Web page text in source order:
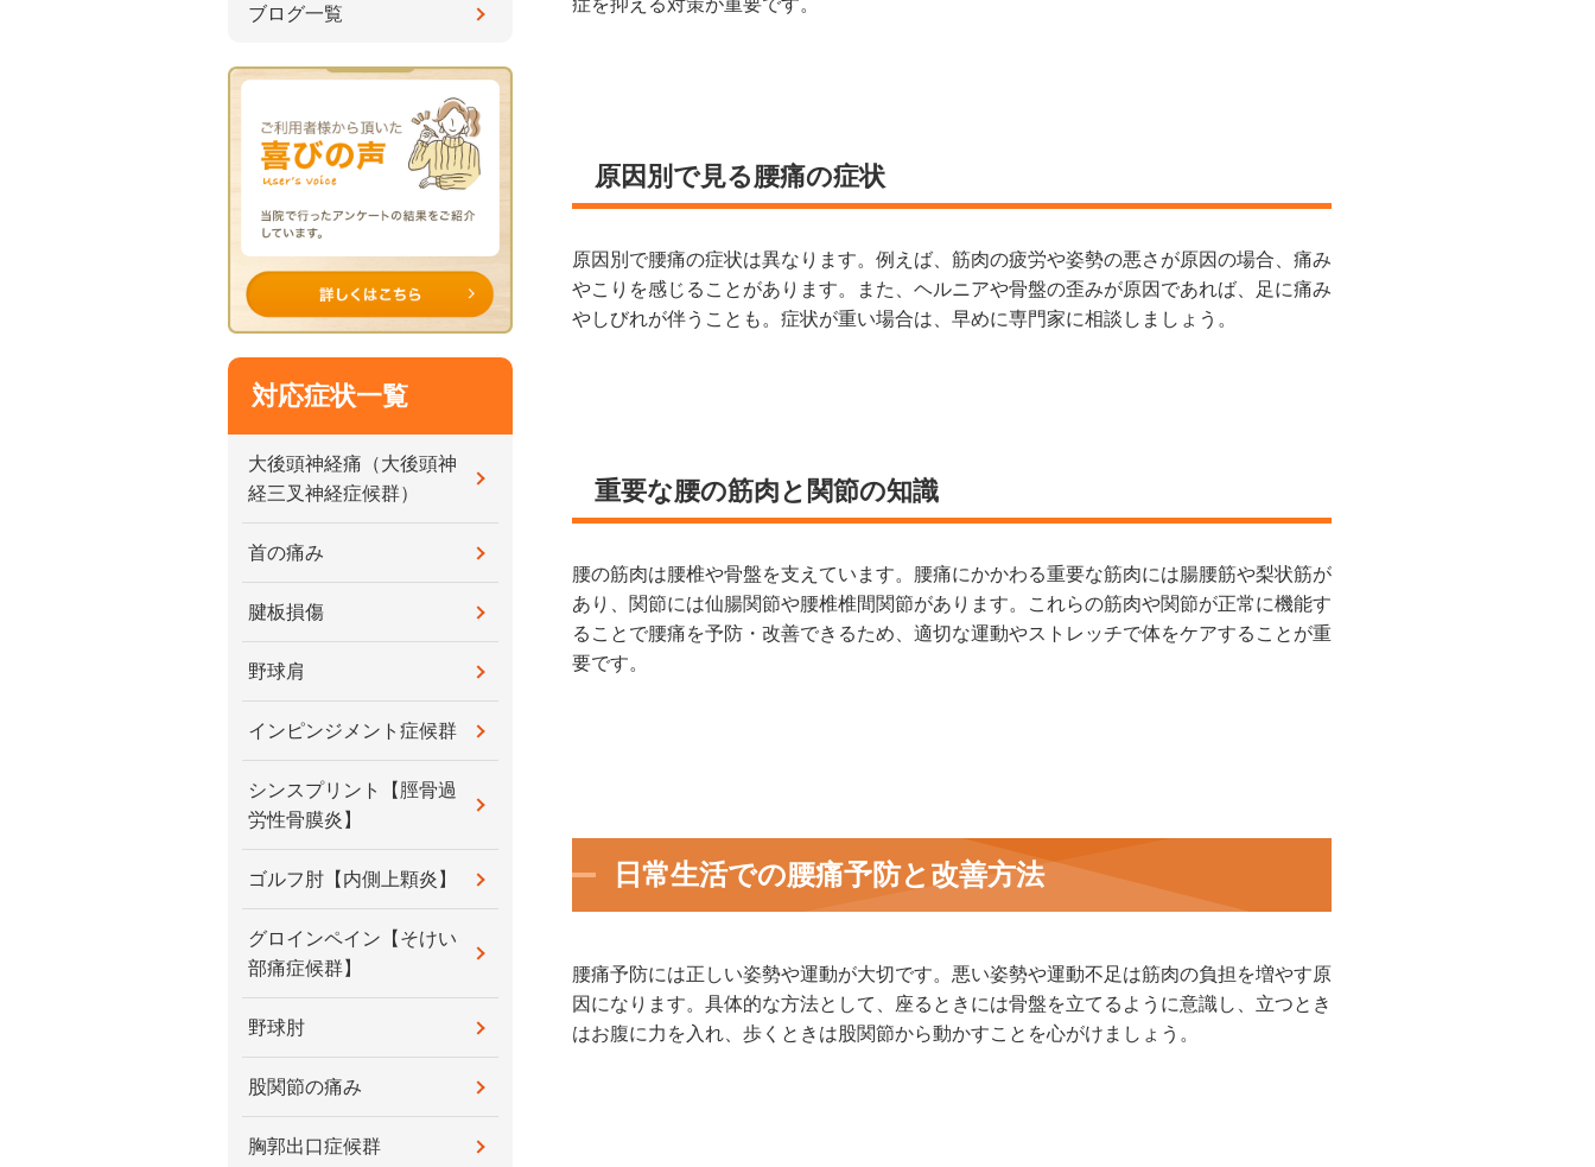
症を抑える対策が重要です。
原因別で見る腰痛の症状
原因別で腰痛の症状は異なります。例えば、筋肉の疲労や姿勢の悪さが原因の場合、痛み
やこりを感じることがあります。また、ヘルニアや骨盤の歪みが原因であれば、足に痛み
やしびれが伴うことも。症状が重い場合は、早めに専門家に相談しましょう。
重要な腰の筋肉と関節の知識
腰の筋肉は腰椎や骨盤を支えています。腰痛にかかわる重要な筋肉には腸腰筋や梨状筋が
あり、関節には仙腸関節や腰椎椎間関節があります。これらの筋肉や関節が正常に機能す
ることで腰痛を予防・改善できるため、適切な運動やストレッチで体をケアすることが重
要です。
日常生活での腰痛予防と改善方法
腰痛予防には正しい姿勢や運動が大切です。悪い姿勢や運動不足は筋肉の負担を増やす原
因になります。具体的な方法として、座るときには骨盤を立てるように意識し、立つとき
はお腹に力を入れ、歩くときは股関節から動かすことを心がけましょう。
ブログ一覧
対応症状一覧
大後頭神経痛（大後頭神
経三叉神経症候群）
首の痛み
腱板損傷
野球肩
インピンジメント症候群
シンスプリント【脛骨過
労性骨膜炎】
ゴルフ肘【内側上顆炎】
グロインペイン【そけい
部痛症候群】
野球肘
股関節の痛み
胸郭出口症候群